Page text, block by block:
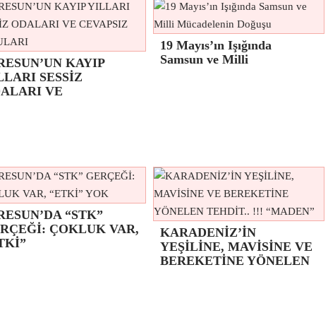
KAYIP
SESSİZ
VE
19 Mayıs’ın Işığında
Samsun ve Milli
“STK”
ÇOKLUK VAR,
KARADENİZ’İN
YEŞİLİNE, MAVİSİNE VE
BEREKETİNE YÖNELEN